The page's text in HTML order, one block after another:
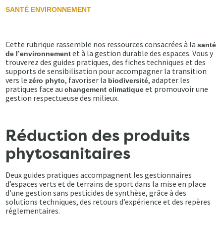
SANTÉ ENVIRONNEMENT
Cette rubrique rassemble nos ressources consacrées à lasanté
de l’environnementet à la gestion durable des espaces. Vous y
trouverez des guides pratiques, des fiches techniques et des
supports de sensibilisation pour accompagner la transition
vers lezéro phyto, favoriser la biodiversité, adapter les
pratiques face auchangement climatiqueet promouvoir une
gestion respectueuse des milieux.
Réduction des produits
phytosanitaires
Deux guides pratiques accompagnent les gestionnaires
d’espaces verts et de terrains de sport dans la mise en place
d’une gestion sans pesticides de synthèse, grâce à des
solutions techniques, des retours d’expérience et des repères
réglementaires.